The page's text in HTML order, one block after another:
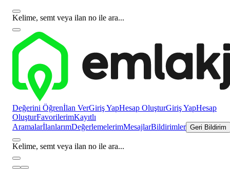
Kelime, semt veya ilan no ile ara...
Değerini Öğrenİlan VerGiriş YapHesap OluşturGiriş YapHesap
OluşturFavorilerimKayıtlı
AramalarİlanlarımDeğerlemelerimMesajlarBildirimler Geri Bildirim
Kelime, semt veya ilan no ile ara...